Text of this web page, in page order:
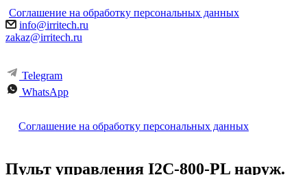
Соглашение на обработку персональных данных
info@irritech.ru
zakaz@irritech.ru
Telegram
WhatsApp
Соглашение на обработку персональных данных
Пульт управления I2C-800-PL наруж.